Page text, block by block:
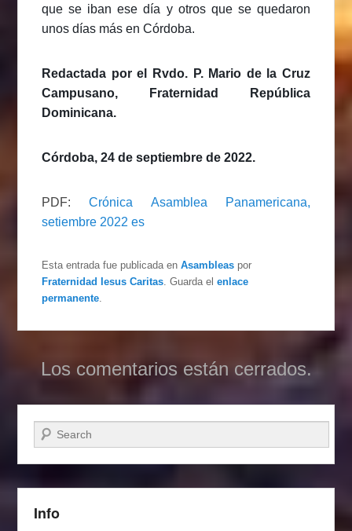
que se iban ese día y otros que se quedaron
unos días más en Córdoba.
Redactada por el Rvdo. P. Mario de la Cruz
Campusano, Fraternidad República
Dominicana.
Córdoba, 24 de septiembre de 2022.
PDF:Crónica Asamblea Panamericana,
setiembre 2022 es
Esta entrada fue publicada enAsambleas por
Fraternidad Iesus Caritas . Guarda elenlace
permanente
Los comentarios están cerrados.
Buscar
Info